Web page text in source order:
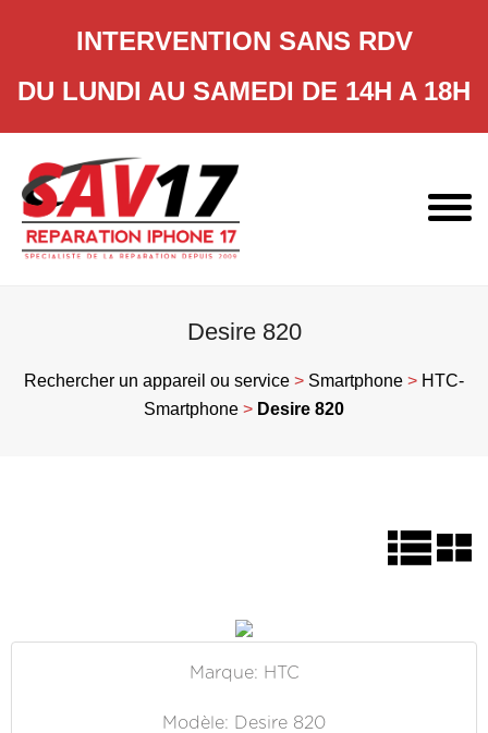
INTERVENTION SANS RDV
DU LUNDI AU SAMEDI DE 14H A 18H
content
Desire 820
Rechercher un appareil ou service > Smartphone > HTC-
Smartphone > Desire 820
Marque: HTC
Modèle: Desire 820